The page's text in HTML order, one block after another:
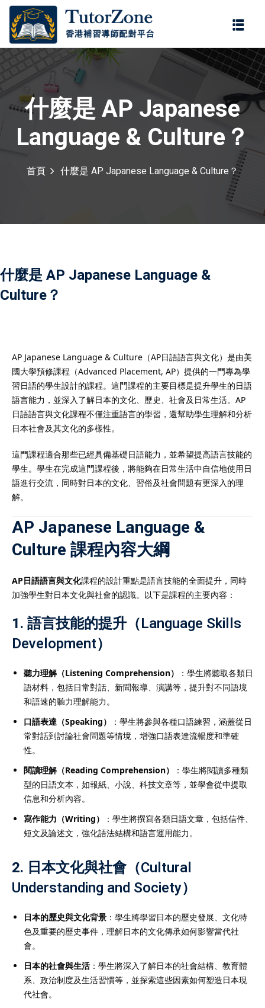
什麼是 AP Japanese
Language & Culture？
首頁 什麼是 AP Japanese Language & Culture？
什麼是 AP Japanese Language &
Culture？
AP Japanese Language & Culture（AP日語語言與文化）是由美
國大學預修課程（Advanced Placement, AP）提供的一門專為學
習日語的學生設計的課程。這門課程的主要目標是提升學生的日語
語言能力，並深入了解日本的文化、歷史、社會及日常生活。AP
日語語言與文化課程不僅注重語言的學習，還幫助學生理解和分析
日本社會及其文化的多樣性。
這門課程適合那些已經具備基礎日語能力，並希望提高語言技能的
學生。學生在完成這門課程後，將能夠在日常生活中自信地使用日
語進行交流，同時對日本的文化、習俗及社會問題有更深入的理
解。
AP Japanese Language &
Culture 課程內容大綱
AP日語語言與文化課程的設計重點是語言技能的全面提升，同時
加強學生對日本文化與社會的認識。以下是課程的主要內容：
1. 語言技能的提升（Language Skills
Development）
聽力理解（Listening Comprehension）
：學生將聽取各類日
語材料，包括日常對話、新聞報導、演講等，提升對不同語境
和語速的聽力理解能力。
口語表達（Speaking）
：學生將參與各種口語練習，涵蓋從日
常對話到討論社會問題等情境，增強口語表達流暢度和準確
性。
閱讀理解（Reading Comprehension）
：學生將閱讀多種類
型的日語文本，如報紙、小說、科技文章等，並學會從中提取
信息和分析內容。
寫作能力（Writing）
：學生將撰寫各類日語文章，包括信件、
短文及論述文，強化語法結構和語言運用能力。
2. 日本文化與社會（Cultural
Understanding and Society）
日本的歷史與文化背景 ：學生將學習日本的歷史發展、文化特
色及重要的歷史事件，理解日本的文化傳承如何影響當代社
會。
日本的社會與生活 ：學生將深入了解日本的社會結構、教育體
系、政治制度及生活習慣等，並探索這些因素如何塑造日本現
代社會。
登錄
忘記密碼?